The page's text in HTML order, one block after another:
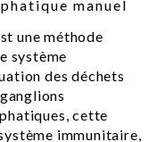
manuel
une méthode
système
des déchets
cette
immunitaire,